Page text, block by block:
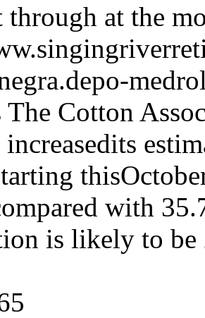
through at the
The Cotton
with
is likely to